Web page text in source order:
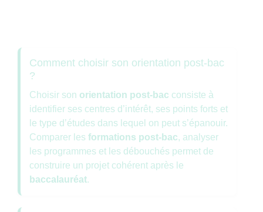
Comment choisir son orientation post-bac
?
Choisir son orientation post-bac consiste à
identifier ses centres d’intérêt, ses points forts et
le type d’études dans lequel on peut s’épanouir.
Comparer les formations post-bac, analyser
les programmes et les débouchés permet de
construire un projet cohérent après le
baccalauréat.